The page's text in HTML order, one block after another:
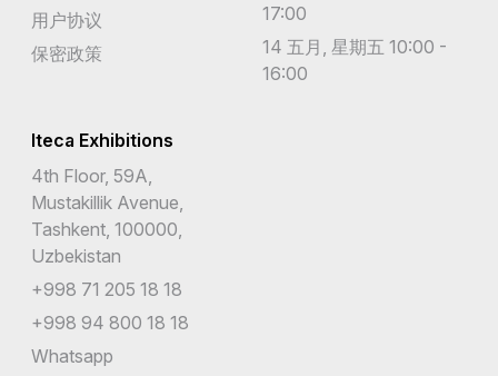
用户协议
保密政策
17:00
14 五月, 星期五 10:00 -
16:00
Iteca Exhibitions
4th Floor, 59A,
Mustakillik Avenue,
Tashkent, 100000,
Uzbekistan
+998 71 205 18 18
+998 94 800 18 18
Whatsapp